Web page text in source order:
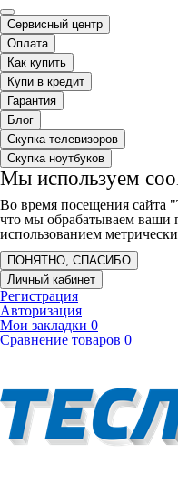
Сервисный центр
Оплата
Как купить
Купи в кредит
Гарантия
Блог
Скупка телевизоров
Скупка ноутбуков
Мы используем
Во время посещения сайта
что мы обрабатываем ваши
использованием
ПОНЯТНО, СПАСИБО
Личный кабинет
Регистрация
Авторизация
Мои закладки 0
Сравнение товаров 0